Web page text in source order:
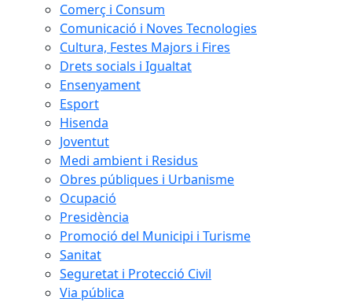
Comerç i Consum
Comunicació i Noves Tecnologies
Cultura, Festes Majors i Fires
Drets socials i Igualtat
Ensenyament
Esport
Hisenda
Joventut
Medi ambient i Residus
Obres públiques i Urbanisme
Ocupació
Presidència
Promoció del Municipi i Turisme
Sanitat
Seguretat i Protecció Civil
Via pública